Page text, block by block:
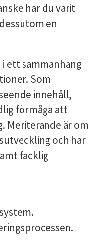
har du varit
en
ett sammanhang
Som
innehåll,
förmåga att
Meriterande är om
och har
facklig